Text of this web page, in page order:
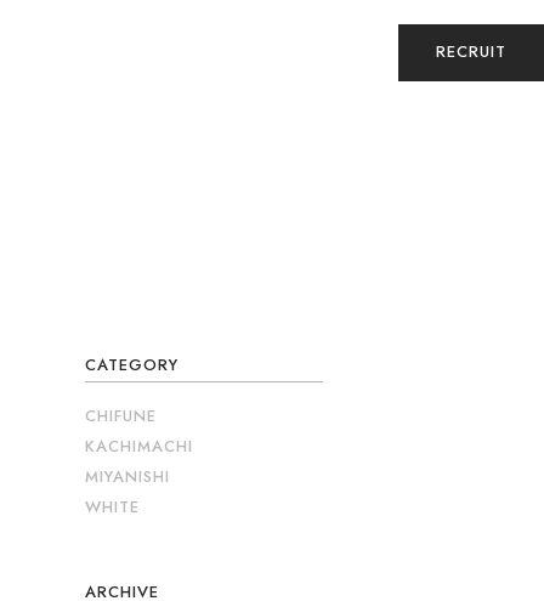
RECRUIT
CATEGORY
CHIFUNE
KACHIMACHI
MIYANISHI
WHITE
ARCHIVE